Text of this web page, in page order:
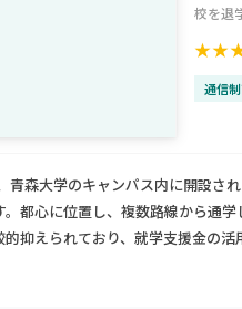
校を退
通信
青森大学のキャンパス内に開設さ
都心に位置し、複数路線から通
抑えられており、就学支援金の
まにも無理なく高校卒業を目指せる